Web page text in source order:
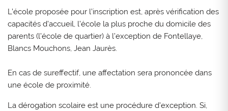
L’école proposée pour l’inscription est, après vérification des
capacités d’accueil, l’école la plus proche du domicile des
parents (l’école de quartier) à l’exception de Fontellaye,
Blancs Mouchons, Jean Jaurès.
En cas de sureffectif, une affectation sera prononcée dans
une école de proximité.
La dérogation scolaire est une procédure d’exception. Si,